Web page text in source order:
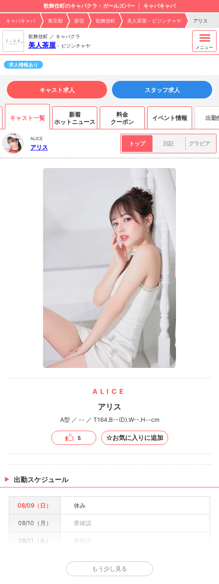
歌舞伎町のキャバクラ・ガールズバー キャバキャバ
キャバキャバ 東京都 新宿 歌舞伎町 美人茶屋 - ビジンチャヤ アリス
歌舞伎町 ／ キャバクラ
美人茶屋 - ビジンチャヤ メニュー
求人情報あり
キャスト求人 スタッフ求人
キャスト一覧
新着
ホットニュース
料金
クーポン
イベント情報 出勤
ALICE
アリス トップ 日記 グラビア
ALICE
アリス
A型 ／ -- ／ T164.B--(D).W--.H--cm
5 ☆お気に入りに追加
出勤スケジュール
08/09（日） 休み
08/10（月） 要確認
08/11（火） 要確認
要確認
もう少し見る